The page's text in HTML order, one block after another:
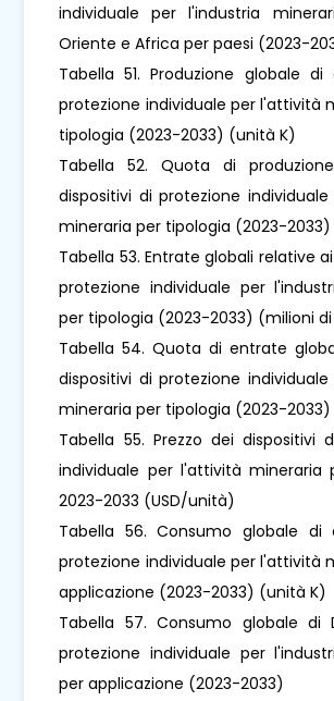
individuale per l'industria
Oriente e Africa per paesi (2023-
Tabella 51. Produzione globale di
protezione individuale per l'attività
tipologia (2023-2033) (unità K)
Tabella 52. Quota di
dispositivi di protezione
mineraria per tipologia (2023-2033)
Tabella 53. Entrate globali relative
protezione individuale per
per tipologia (2023-2033) (milioni di
Tabella 54. Quota di entrate
dispositivi di protezione
mineraria per tipologia (2023-2033)
Tabella 55. Prezzo dei dispositivi
individuale per l'attività mineraria
2023-2033 (USD/unità)
Tabella 56. Consumo globale di
protezione individuale per l'attività
applicazione (2023-2033) (unità K)
Tabella 57. Consumo globale di
protezione individuale per
per applicazione (2023-2033)